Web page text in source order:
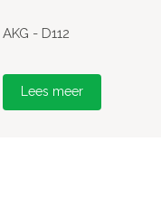
AKG - D112
Lees meer